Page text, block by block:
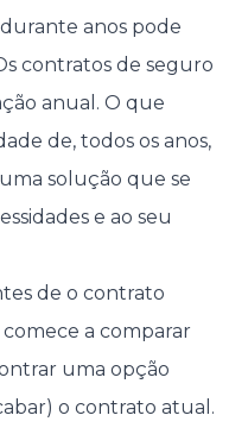
anos pode
contratos de seguro
anual. O que
de, todos os anos,
solução que se
e ao seu
de o contrato
a comparar
uma opção
o contrato atual.